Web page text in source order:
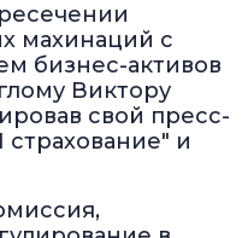
махинаций с
бизнес-активов
Виктору
свой пресс-
и